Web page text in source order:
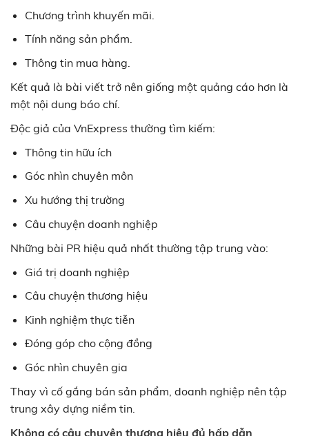
Chương trình khuyến mãi.
Tính năng sản phẩm.
Thông tin mua hàng.
Kết quả là bài viết trở nên giống một quảng cáo hơn là
một nội dung báo chí.
Độc giả của VnExpress thường tìm kiếm:
Thông tin hữu ích
Góc nhìn chuyên môn
Xu hướng thị trường
Câu chuyện doanh nghiệp
Những bài PR hiệu quả nhất thường tập trung vào:
Giá trị doanh nghiệp
Câu chuyện thương hiệu
Kinh nghiệm thực tiễn
Đóng góp cho cộng đồng
Góc nhìn chuyên gia
Thay vì cố gắng bán sản phẩm, doanh nghiệp nên tập
trung xây dựng niềm tin.
Không có câu chuyện thương hiệu đủ hấp dẫn